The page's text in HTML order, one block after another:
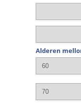
Alderen